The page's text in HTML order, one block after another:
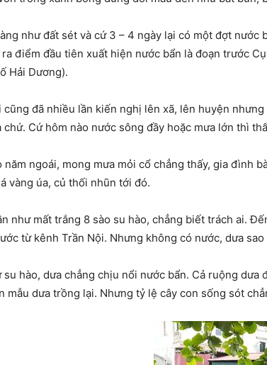
như đất sét và cứ 3 – 4 ngày lại có một đợt
điểm đầu tiên xuất hiện nước bẩn là đoạn trước
Hải Dương).
cũng đã nhiều lần kiến nghị lên xã, lên huyện
chứ. Cứ hôm nào nước sông đầy hoặc mưa lớn thì
năm ngoái, mong mưa mỏi cổ chẳng thấy, gia đình
vàng úa, củ thối nhũn tới đó.
như mất trắng 8 sào su hào, chẳng biết trách ai.
từ kênh Trần Nội. Nhưng không có nước, dưa
su hào, dưa chẳng chịu nổi nước bẩn. Cả ruộng dưa
mẫu dưa trồng lại. Nhưng tỷ lệ cây con sống sót